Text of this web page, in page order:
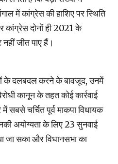
में कांग्रेस की हाशिए पर स्थिति
दोनों ही 2021 के
जीत पाए हैं।
के दलबदल करने के बावजूद, उनमें
कानून के तहत कोई कार्रवाई
सबसे चर्चित पूर्व माकपा विधायक
अयोग्यता के लिए 23 सुनवाई
जा सका और विधानसभा का